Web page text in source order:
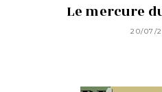
Le mercure
20/07/